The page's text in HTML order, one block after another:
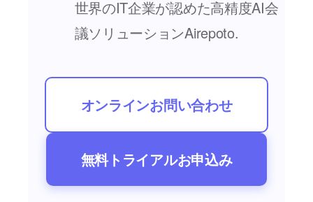
世界のIT企業が認めた高精度AI会
議ソリューションAirepoto.
オンラインお問い合わせ
無料トライアルお申込み